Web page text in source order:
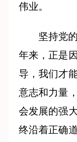
伟业。
坚持党
年来，正是
导，我们才
意志和力量
会发展的强
终沿着正确